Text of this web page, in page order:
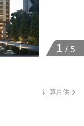
1 / 5
计算月供